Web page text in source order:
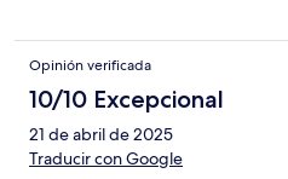
Opinión verificada
10/10 Excepcional
21 de abril de 2025
Traducir con Google